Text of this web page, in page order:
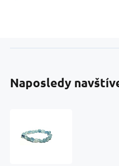
Naposledy